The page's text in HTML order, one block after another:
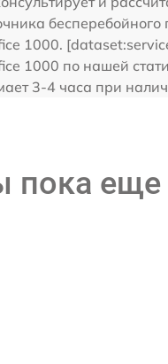
бесперебойного
1000.
1000 по нашей
3-4 часа при
пока еще